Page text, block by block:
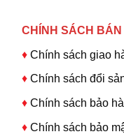
CHÍNH SÁCH BÁN
♦ Chính sách giao
♦ Chính sách đổi
♦ Chính sách bảo
♦ Chính sách bảo